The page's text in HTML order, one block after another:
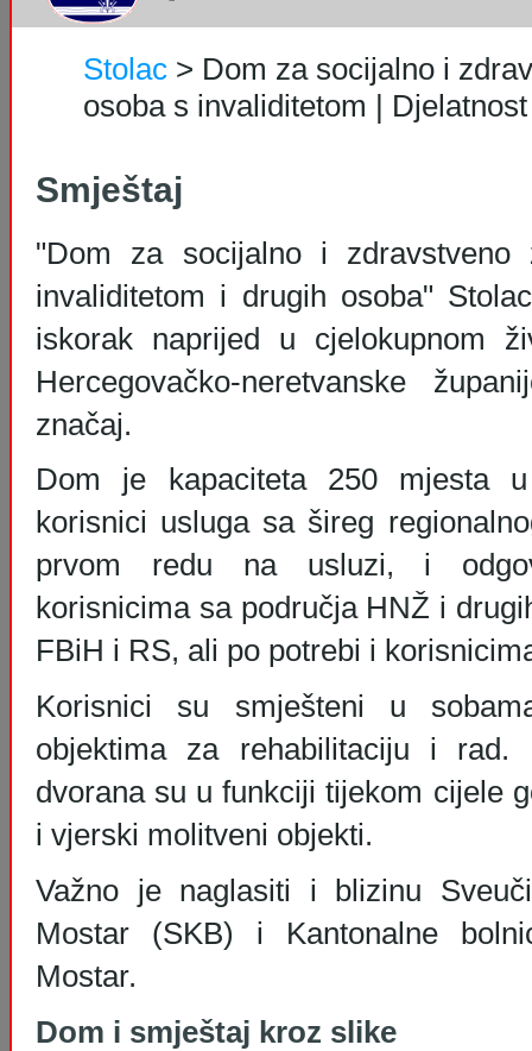
Stolac > Dom za socijalno i
osoba s invaliditetom | Djelatnost
Smještaj
"Dom za socijalno i zdravstveno
invaliditetom i drugih osoba"
iskorak naprijed u cjelokupnom
Hercegovačko-neretvanske
značaj.
Dom je kapaciteta 250 mjesta
korisnici usluga sa šireg
prvom redu na usluzi, i
korisnicima sa područja HNŽ i
FBiH i RS, ali po potrebi i
Korisnici su smješteni u
objektima za rehabilitaciju i rad.
dvorana su u funkciji tijekom cijele
i vjerski molitveni objekti.
Važno je naglasiti i blizinu
Mostar (SKB) i Kantonalne
Mostar.
Dom i smještaj kroz slike